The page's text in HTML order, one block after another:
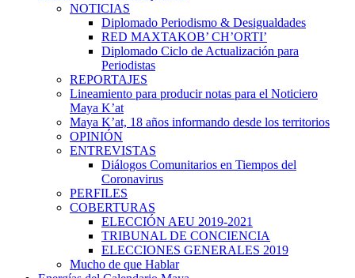
NOTICIAS
Diplomado Periodismo & Desigualdades
RED MAXTAKOB’ CH’ORTI’
Diplomado Ciclo de Actualización para
Periodistas
REPORTAJES
Lineamiento para producir notas para el Noticiero
Maya K’at
Maya K’at, 18 años informando desde los territorios
OPINIÓN
ENTREVISTAS
Diálogos Comunitarios en Tiempos del
Coronavirus
PERFILES
COBERTURAS
ELECCIÓN AEU 2019-2021
TRIBUNAL DE CONCIENCIA
ELECCIONES GENERALES 2019
Mucho de que Hablar